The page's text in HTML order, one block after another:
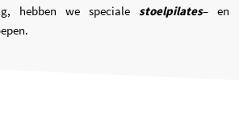
hebben we speciale stoelpilates– en